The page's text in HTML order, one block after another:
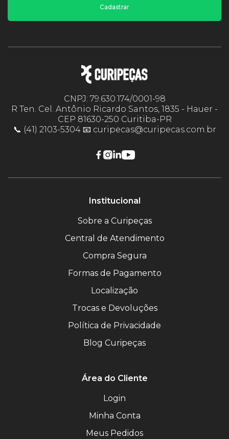
Cadastrar
CNPJ: 79.630.174/0001-98
R Ten. Cel. Antônio Ricardo Santos, 1835 - Hauer -
CEP 81630-250 Curitiba-PR
📞 (41) 2103-5304 📧 curipecas@curipecas.com.br
Institucional
Sobre a Curipeças
Central de Atendimento
Compra Segura
Formas de Pagamento
Localização
Trocas e Devoluções
Política de Privacidade
Blog Curipeças
Área do Cliente
Login
Minha Conta
Meus Pedidos